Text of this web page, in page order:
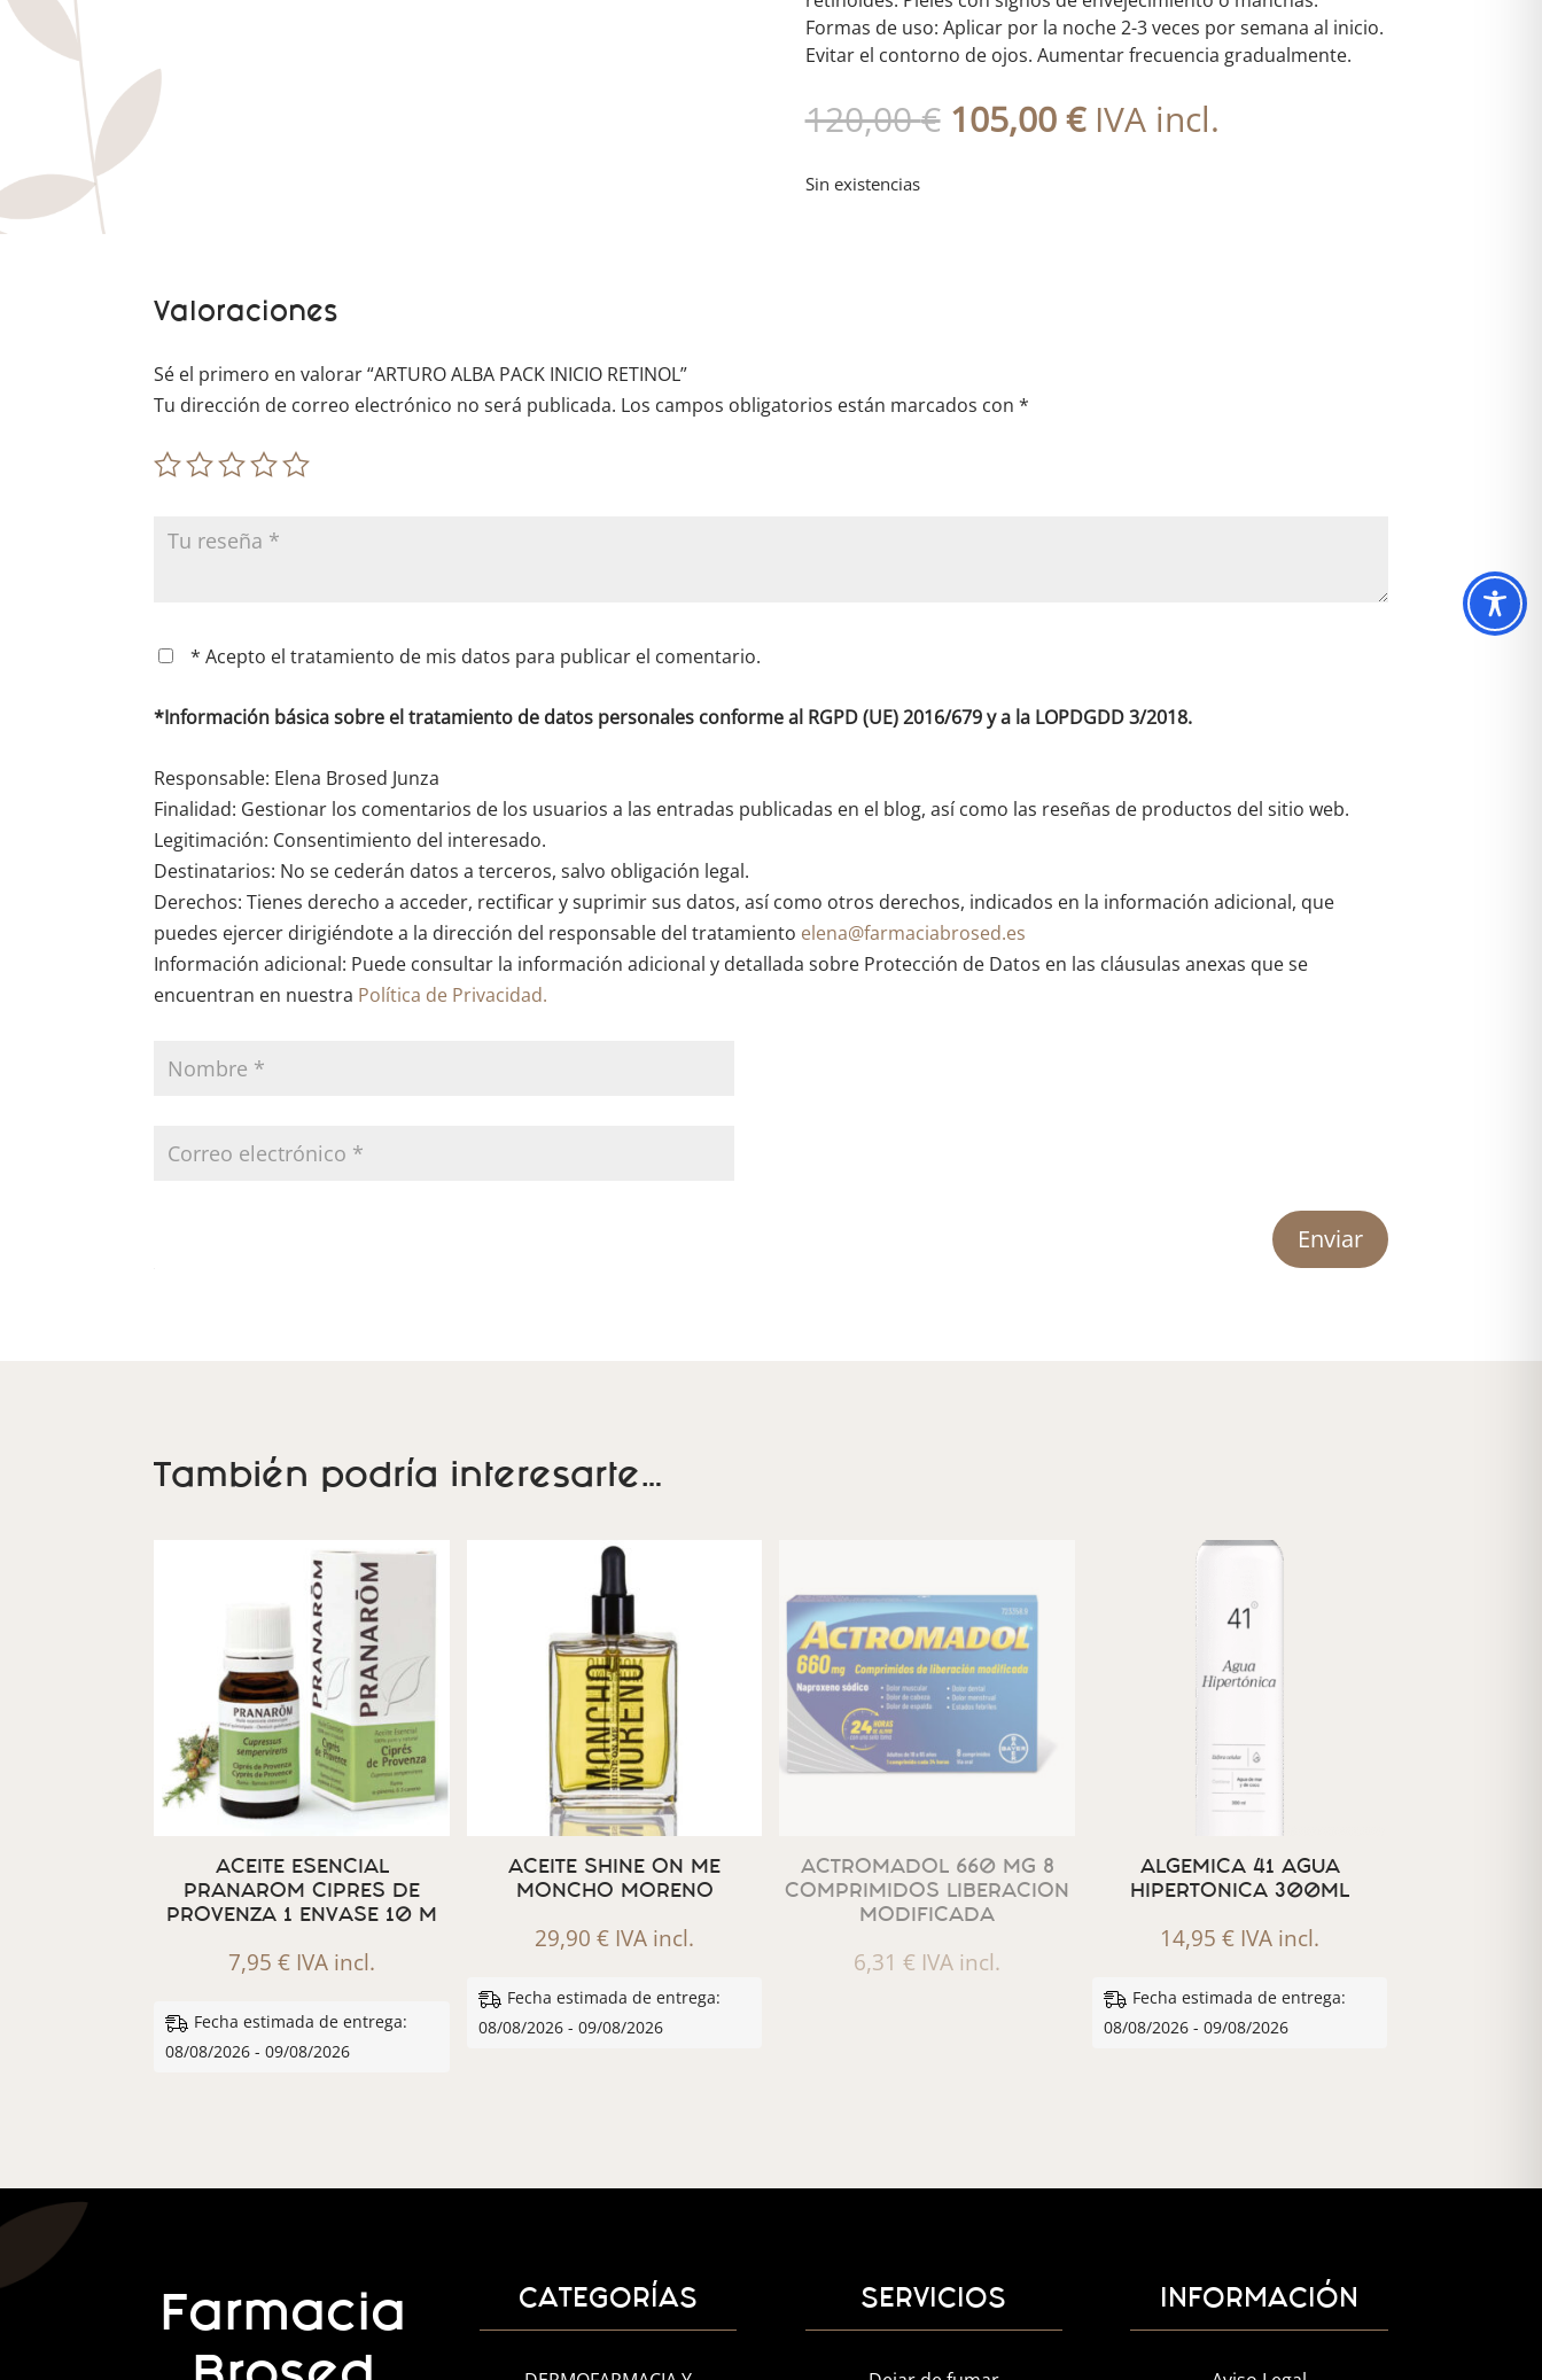
Formas de uso: Aplicar por la noche 2-3 veces por semana al inicio.
Evitar el contorno de ojos. Aumentar frecuencia gradualmente.
120,00€ El
precio
105,00€ElIVA incl.
Sin existencias
Valoraciones
Sé el primero en valorar “ARTURO ALBA PACK INICIO RETINOL”
Tu dirección de correo electrónico no será publicada. Los campos obligatorios están marcados con*
* Acepto el tratamiento de mis datos para publicar el comentario.
*Información básica sobre el tratamiento de datos personales conforme al RGPD (UE) 2016/679 y a la LOPDGDD 3/2018.
Responsable: Elena Brosed Junza
Finalidad: Gestionar los comentarios de los usuarios a las entradas publicadas en el blog, así como las reseñas de productos del sitio web.
Legitimación: Consentimiento del interesado.
Destinatarios: No se cederán datos a terceros, salvo obligación legal.
Derechos: Tienes derecho a acceder, rectificar y suprimir sus datos, así como otros derechos, indicados en la información adicional, que
puedes ejercer dirigiéndote a la dirección del responsable del tratamiento elena@farmaciabrosed.es
Información adicional: Puede consultar la información adicional y detallada sobre Protección de Datos en las cláusulas anexas que se
encuentran en nuestra Política de Privacidad.
Enviar
También podría interesarte…
ACEITE ESENCIAL
PRANAROM CIPRES DE
PROVENZA 1 ENVASE 10 M
7,95€ IVA incl.
Fecha estimada de entrega:
08/08/2026 - 09/08/2026
ACEITE SHINE ON ME
MONCHO MORENO
29,90€ IVA incl.
Fecha estimada de entrega:
08/08/2026 - 09/08/2026
ACTROMADOL 660 MG 8
COMPRIMIDOS LIBERACION
MODIFICADA
6,31€ IVA incl.
ALGEMICA 41 AGUA
HIPERTONICA 300ML
14,95€ IVA incl.
Fecha estimada de entrega:
08/08/2026 - 09/08/2026
Farmacia
CATEGORÍAS SERVICIOS INFORMACIÓN